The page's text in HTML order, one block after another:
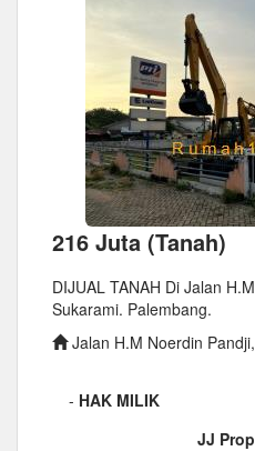
216 Juta (Tanah)
DIJUAL TANAH Di Jalan
Sukarami. Palembang.
Jalan H.M Noerdin
- HAK MILIK
JJ